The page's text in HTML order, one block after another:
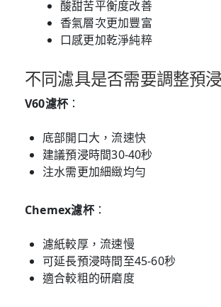
酸甜苦平衡度改善
香氣層次更加豐富
口感更加乾淨純粹
不同濾具是否需要調整預
V60濾杯：
底部開口大，流速快
建議預浸時間30-40秒
注水需更加細緻均勻
Chemex濾杯：
濾紙較厚，流速慢
可延長預浸時間至45-60秒
適合較粗的研磨度